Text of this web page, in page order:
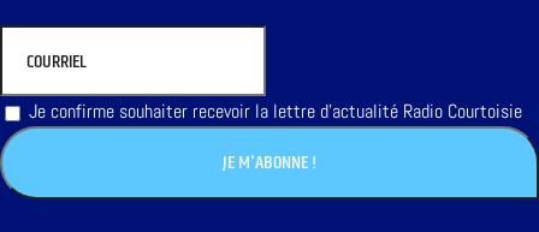
Je confirme souhaiter recevoir la lettre d'actualité Radio Courtoisie